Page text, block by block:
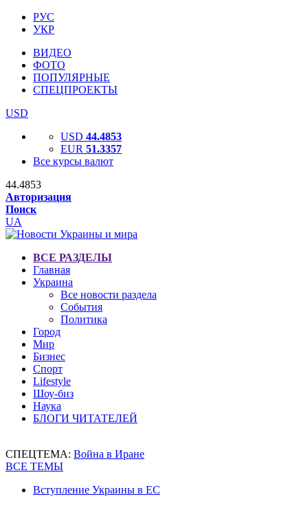
РУС
УКР
ВИДЕО
ФОТО
ПОПУЛЯРНЫЕ
СПЕЦПРОЕКТЫ
USD
USD 44.4853
EUR 51.3357
Все курсы валют
44.4853
Авторизация
Поиск
UA
ВСЕ РАЗДЕЛЫ
Главная
Украина
Все новости раздела
События
Политика
Город
Мир
Бизнес
Спорт
Lifestyle
Шоу-биз
Наука
БЛОГИ ЧИТАТЕЛЕЙ
СПЕЦТЕМА: Война в Иране
ВСЕ ТЕМЫ
Вступление Украины в ЕС